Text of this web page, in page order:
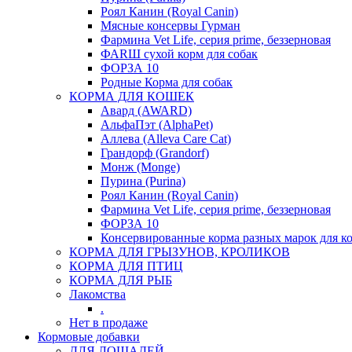
Роял Канин (Royal Canin)
Мясные консервы Гурман
Фармина Vet Life, серия prime, беззерновая
ФАRШ сухой корм для собак
ФОРЗА 10
Родные Корма для собак
КОРМА ДЛЯ КОШЕК
Авард (AWARD)
АльфаПэт (AlphaPet)
Аллева (Alleva Care Cat)
Грандорф (Grandorf)
Монж (Monge)
Пурина (Purina)
Роял Канин (Royal Canin)
Фармина Vet Life, серия prime, беззерновая
ФОРЗА 10
Консервированные корма разных марок для
КОРМА ДЛЯ ГРЫЗУНОВ, КРОЛИКОВ
КОРМА ДЛЯ ПТИЦ
КОРМА ДЛЯ РЫБ
Лакомства
.
Нет в продаже
Кормовые добавки